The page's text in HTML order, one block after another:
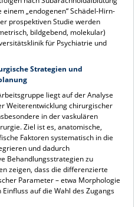
„endogenen“ Schädel-Hirn-
prospektiven Studie werden
bildgebend, molekular)
für Psychiatrie und
Strategien und
liegt auf der Analyse
Weiterentwicklung chirurgischer
in der vaskulären
Ziel ist es, anatomische,
Faktoren systematisch in die
und dadurch
Behandlungsstrategien zu
zeigen, dass die differenzierte
Parameter – etwa Morphologie
auf die Wahl des Zugangs